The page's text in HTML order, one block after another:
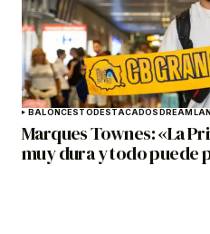
BALONCESTODESTACADOS
Marques Townes: «La
muy dura y todo puede